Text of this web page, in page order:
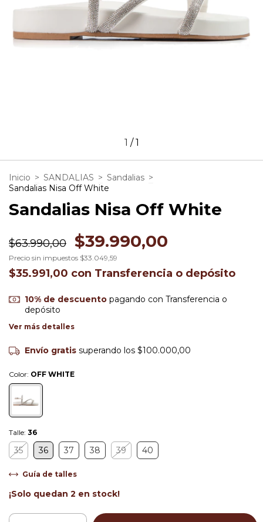
1 /1
Inicio > SANDALIAS > Sandalias >
Sandalias Nisa Off White
Sandalias Nisa Off White
$63.990,00 $39.990,00
Precio sin impuestos $33.049,59
$35.991,00 con Transferencia o depósito
10% de descuentopagando con Transferencia o
depósito
Ver más detalles
Envío gratis superando los $100.000,00
Color: OFF WHITE
Talle: 36
35 36 37 38 39 40
Guía de talles
¡Solo quedan 2 en stock!